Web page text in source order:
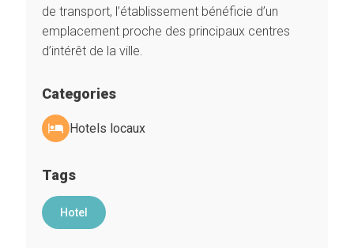
de transport, l’établissement bénéficie d’un
emplacement proche des principaux centres
d’intérêt de la ville.
Categories
Hotels locaux
Tags
Hotel